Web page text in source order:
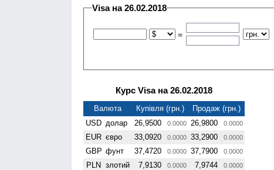
Visa на 26.02.2018
=
Курс Visa на 26.02.2018
Валюта Купівля (грн.)
Продаж (грн.)
USD долар 26,9500 0.0000 26,9800 0.0000
EUR євро 33,0920 0.0000 33,2900 0.0000
GBP фунт 37,4720 0.0000 37,7900 0.0000
PLN злотий 7,9130 0.0000 7,9744 0.0000